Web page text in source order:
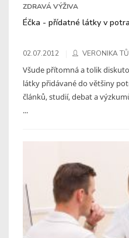
ZDRAVÁ VÝŽIVA
Éčka - přídatné látky v
02.07.2012 VERONIKA
Všude přítomná a tolik
látky přidávané do většiny
článků, studií, debat a
...